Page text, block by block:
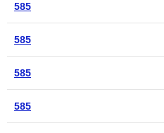
585
585
585
585